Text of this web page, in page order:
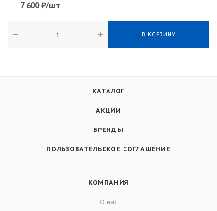
7 600₽/шт
В КОРЗИНУ
КАТАЛОГ
АКЦИИ
БРЕНДЫ
ПОЛЬЗОВАТЕЛЬСКОЕ СОГЛАШЕНИЕ
КОМПАНИЯ
О нас